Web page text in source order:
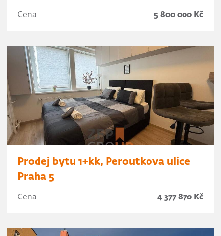
Cena 5 800 000 Kč
Prodej bytu 1+kk, Peroutkova ulice
Praha 5
Cena 4 377 870 Kč